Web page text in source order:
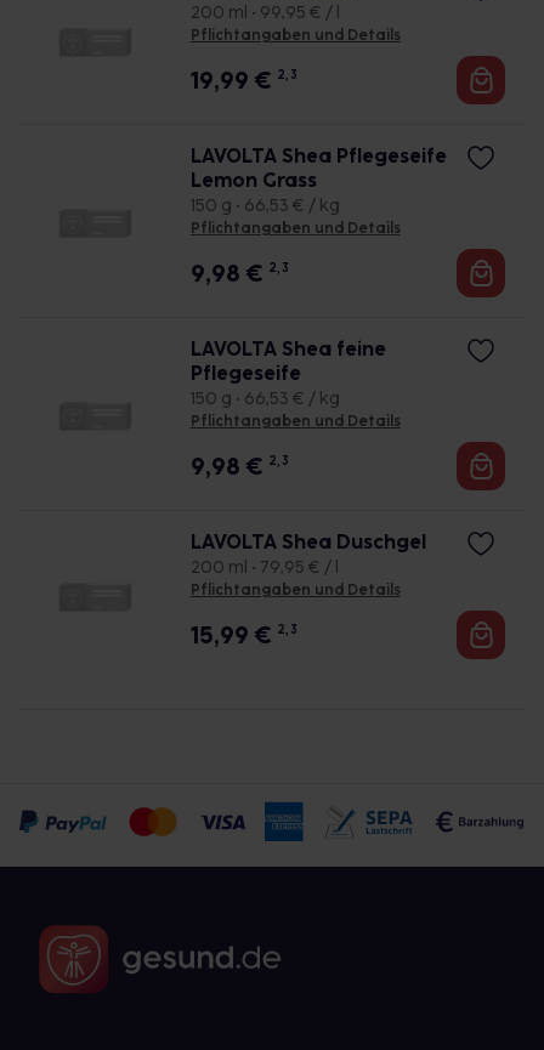
200 ml • 99,95 € / l
Pflichtangaben und Details
19,99 € 2, 3
LAVOLTA Shea Pflegeseife
Lemon Grass
150 g • 66,53 € / kg
Pflichtangaben und Details
9,98 € 2, 3
LAVOLTA Shea feine
Pflegeseife
150 g • 66,53 € / kg
Pflichtangaben und Details
9,98 € 2, 3
LAVOLTA Shea Duschgel
200 ml • 79,95 € / l
Pflichtangaben und Details
15,99 € 2, 3